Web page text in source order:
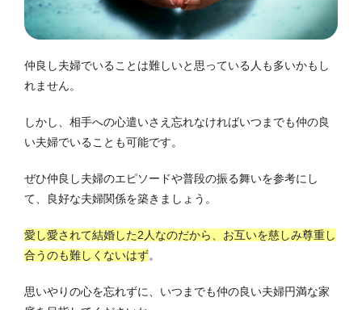
仲良し夫婦でいることは難しいと思っている人も多いかもし
れません。
しかし、相手への心遣いさえ忘れなければいつまでも仲の良
い夫婦でいることも可能です。
ぜひ仲良し夫婦のエピソードや普段の振る舞いを参考にし
て、良好な夫婦関係を築きましょう。
愛し愛されて結婚した2人なのだから、お互いを慈しみ尊重し
合うのも難しくないはず。
思いやりの心を忘れずに、いつまでも仲の良い夫婦円満な家